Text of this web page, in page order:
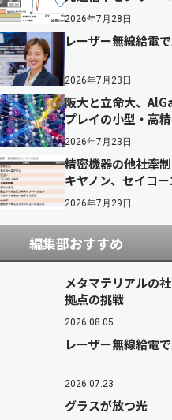
2026年7月28日
レーザー無線給電
2026年7月23日
阪大と立命大、
プレイの小型・高
2026年7月23日
精密機器の他社牽
キヤノン、セイコ
2026年7月29日
編集部おすすめ
メタマテリアルの
拠点の挑戦
2026.08.05
レーザー無線給電
2026.07.23
グラスが放つ光